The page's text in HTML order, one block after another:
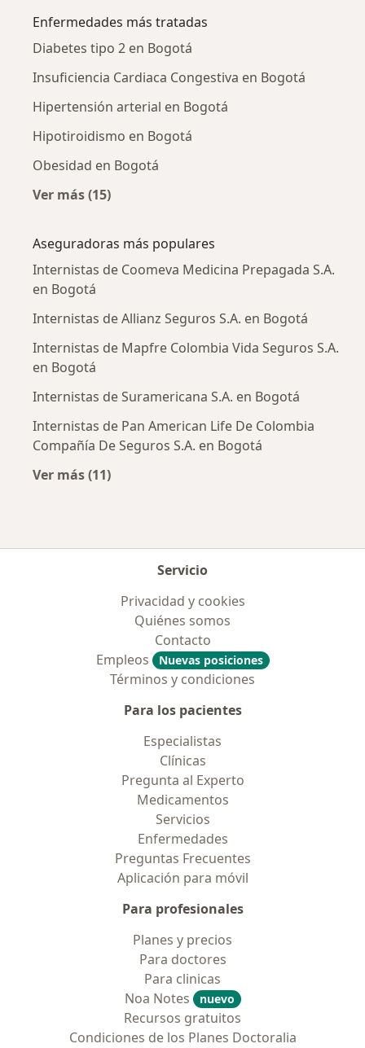
Enfermedades más tratadas
Diabetes tipo 2 en Bogotá
Insuficiencia Cardiaca Congestiva en Bogotá
Hipertensión arterial en Bogotá
Hipotiroidismo en Bogotá
Obesidad en Bogotá
Ver más (15)
Aseguradoras más populares
Internistas de Coomeva Medicina Prepagada S.A.
en Bogotá
Internistas de Allianz Seguros S.A. en Bogotá
Internistas de Mapfre Colombia Vida Seguros S.A.
en Bogotá
Internistas de Suramericana S.A. en Bogotá
Internistas de Pan American Life De Colombia
Compañía De Seguros S.A. en Bogotá
Ver más (11)
Servicio
Privacidad y cookies
Quiénes somos
Contacto
Empleos
Nuevas posiciones
Términos y condiciones
Para los pacientes
Especialistas
Clínicas
Pregunta al Experto
Medicamentos
Servicios
Enfermedades
Preguntas Frecuentes
Aplicación para móvil
Para profesionales
Planes y precios
Para doctores
Para clinicas
Noa Notes
nuevo
Recursos gratuitos
Condiciones de los Planes Doctoralia